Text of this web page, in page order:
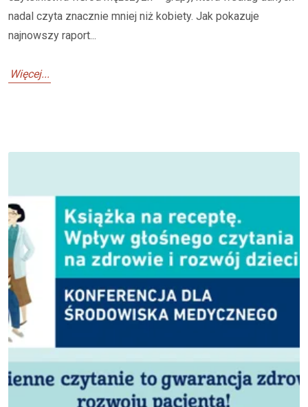
nadal czyta znacznie mniej niż kobiety. Jak pokazuje
najnowszy raport...
Więcej...